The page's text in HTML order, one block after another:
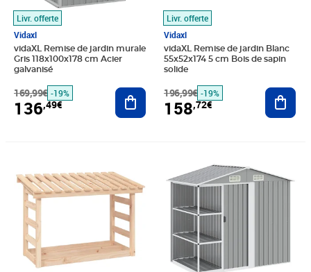
Livr. offerte
Vidaxl
vidaXL Remise de jardin murale
Gris 118x100x178 cm Acier
galvanisé
169,99€ -19%
136,49€
Ajouter au panier
Livr. offerte
Vidaxl
vidaXL Remise de jardin Blanc
55x52x174 5 cm Bois de sapin
solide
196,99€ -19%
158,72€